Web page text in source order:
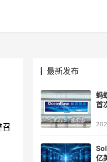
召
最新发布
蚂
首
亿